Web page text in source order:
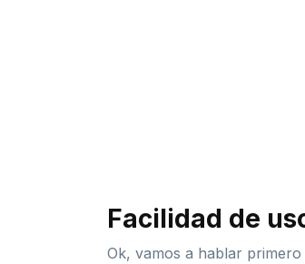
Facilidad de
Ok, vamos a hablar